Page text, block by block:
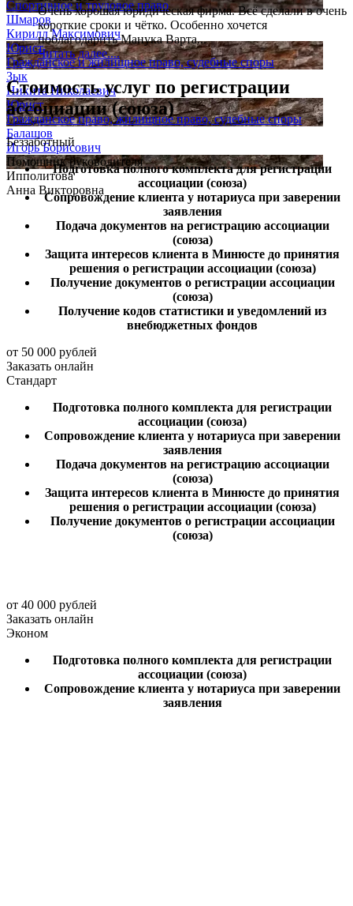
Спортивное и трудовое право
Шмаров
Кирилл Максимович
Юрист
Гражданское и жилищное право, судебные споры
Зык
Никита Николаевич
Юрист
Гражданское право, жилищное право, судебные споры
Балашов
Игорь Борисович
Помощник руководителя
Ипполитова
Анна Викторовна
Очень хорошая юридическая фирма. Всё сделали в очень
короткие сроки и чётко. Особенно хочется
поблагодарить Манука Варта...
Читать далее....
Стоимость услуг по регистрации
ассоциации (союза)
Беззаботный
Подготовка полного комплекта для регистрации
ассоциации (союза)
Сопровождение клиента у нотариуса при заверении
заявления
Подача документов на регистрацию ассоциации
(союза)
Защита интересов клиента в Минюсте до принятия
решения о регистрации ассоциации (союза)
Получение документов о регистрации ассоциации
(союза)
Получение кодов статистики и уведомлений из
внебюджетных фондов
от 50 000 рублей
Заказать онлайн
Стандарт
Подготовка полного комплекта для регистрации
ассоциации (союза)
Сопровождение клиента у нотариуса при заверении
заявления
Подача документов на регистрацию ассоциации
(союза)
Защита интересов клиента в Минюсте до принятия
решения о регистрации ассоциации (союза)
Получение документов о регистрации ассоциации
(союза)
от 40 000 рублей
Заказать онлайн
Эконом
Подготовка полного комплекта для регистрации
ассоциации (союза)
Сопровождение клиента у нотариуса при заверении
заявления